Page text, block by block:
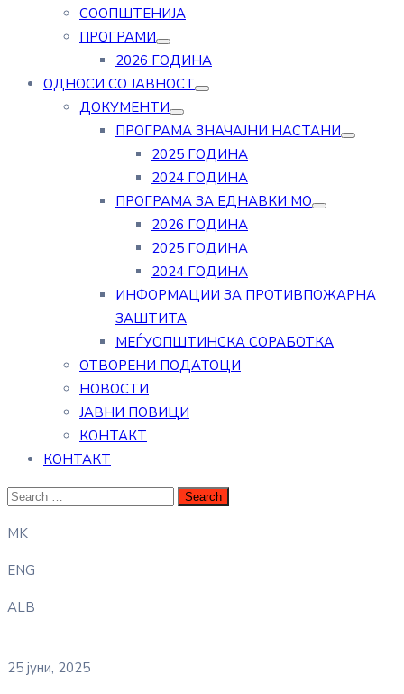
СООПШТЕНИЈА
ПРОГРАМИ
2026 ГОДИНА
ОДНОСИ СО ЈАВНОСТ
ДОКУМЕНТИ
ПРОГРАМА ЗНАЧАЈНИ НАСТАНИ
2025 ГОДИНА
2024 ГОДИНА
ПРОГРАМА ЗА ЕДНАВКИ МО
2026 ГОДИНА
2025 ГОДИНА
2024 ГОДИНА
ИНФОРМАЦИИ ЗА ПРОТИВПОЖАРНА
ЗАШТИТА
МЕЃУОПШТИНСКА СОРАБОТКА
ОТВОРЕНИ ПОДАТОЦИ
НОВОСТИ
ЈАВНИ ПОВИЦИ
КОНТАКТ
КОНТАКТ
MK
ENG
ALB
25 јуни, 2025